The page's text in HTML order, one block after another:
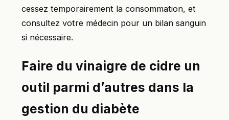
cessez temporairement la consommation, et
consultez votre médecin pour un bilan sanguin
si nécessaire.
Faire du vinaigre de cidre un
outil parmi d’autres dans la
gestion du diabète